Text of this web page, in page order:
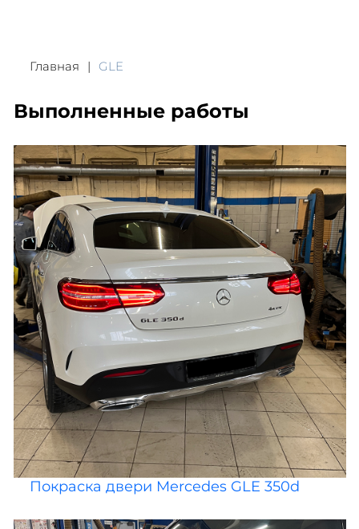
Главная GLE
Выполненные работы
Покраска двери Mercedes GLE 350d